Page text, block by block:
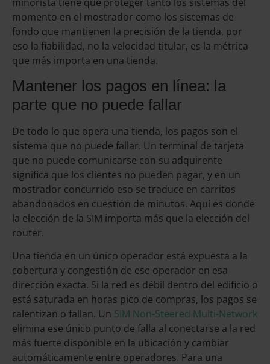
momento en el mostrador como los sistemas de
fondo que mantienen la precisión de la tienda, por
eso la fiabilidad, no la velocidad titular, es la métrica
que más importa en una tienda.
Mantener los pagos en línea: la
parte que no puede fallar
De todo lo que opera una tienda, los pagos son el
sistema que no puede fallar. Un terminal de tarjeta
que no puede comunicarse con su adquirente
significa que los clientes no pueden pagar, y en un
mostrador concurrido eso se traduce en carritos
abandonados en cuestión de minutos. Aquí es donde
la elección de la SIM importa más que la elección del
router.
Una tienda en un único operador está expuesta a la
cobertura y congestión de ese operador en esa
dirección exacta. Si la red es débil dentro del edificio o
está saturada en horas pico de compras, los pagos se
ralentizan o fallan. Un SIM Non-Steered Multi-Network
elimina ese único punto de falla al conectarse a la red
más fuerte disponible en la ubicación y cambiar
automáticamente entre operadores. Para una